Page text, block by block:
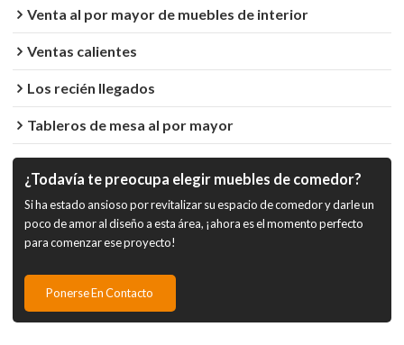
Venta al por mayor de muebles de interior
Ventas calientes
Los recién llegados
Tableros de mesa al por mayor
¿Todavía te preocupa elegir muebles de comedor?
Si ha estado ansioso por revitalizar su espacio de comedor y darle un
poco de amor al diseño a esta área, ¡ahora es el momento perfecto
para comenzar ese proyecto!
Ponerse En Contacto